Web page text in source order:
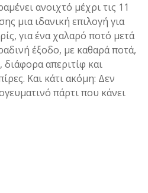
ανοιχτό μέχρι τις 11
μια ιδανική επιλογή για
για ένα χαλαρό ποτό μετά
έξοδο, με καθαρά ποτά,
διάφορα απεριτίφ και
Και κάτι ακόμη: Δεν
πάρτι που κάνει